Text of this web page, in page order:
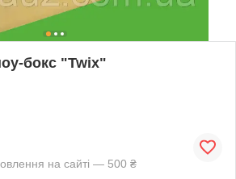
бокс "Twix"
на сайті — 500 ₴